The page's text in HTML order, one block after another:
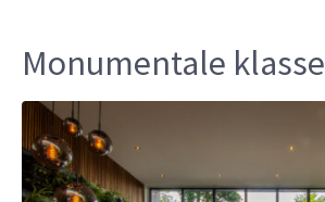
Monumentale klasse